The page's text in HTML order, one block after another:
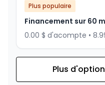
Plus populaire
Financement sur 60
0.00 $ d'acompte •
Financement sur 72
Plus